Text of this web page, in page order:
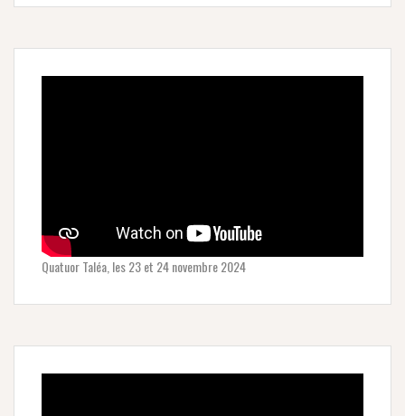
Quatuor Taléa, les 23 et 24 novembre 2024